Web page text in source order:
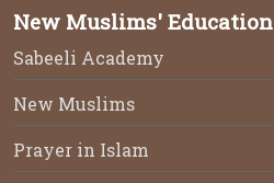
New Muslims' Education
Sabeeli Academy
New Muslims
Prayer in Islam